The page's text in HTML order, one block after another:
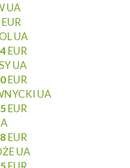
UA
EUR
UA
EUR
UA
EUR
UA
EUR
EUR
UA